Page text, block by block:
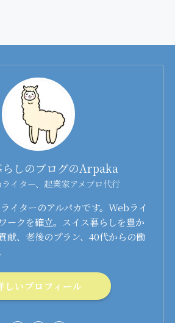
らしのブログのArpaka
イター、起業家アメブロ代行
イターのアルパカです。Webライ
ークを確立。スイス暮らしを豊か
献、老後のプラン、40代からの働
しいプロフィール